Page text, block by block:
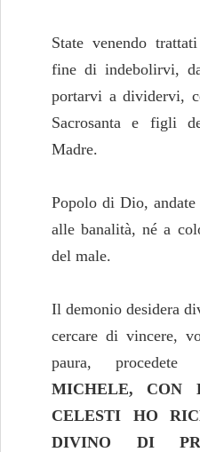
State venendo
fine di indebolirvi,
portarvi a dividervi,
Sacrosanta e figli
Madre.
Popolo di Dio, andate
alle banalità, né a
del male.
Il demonio desidera
cercare di vincere,
paura,
MICHELE, CON
CELESTI HO
DIVINO DI